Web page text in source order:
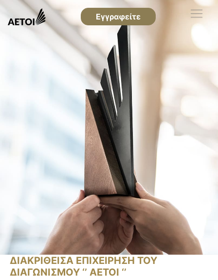
Εγγραφείτε
ΔΙΑΚΡΙΘΕΙΣΑ ΕΠΙΧΕΙΡΗΣΗ ΤΟΥ
ΔΙΑΓΩΝΙΣΜΟΥ ‘’ ΑΕΤΟΙ ‘’